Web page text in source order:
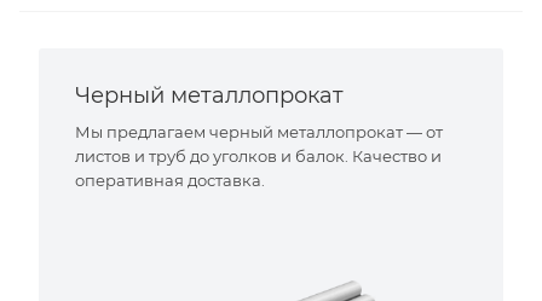
Черный металлопрокат
Мы предлагаем черный металлопрокат — от
листов и труб до уголков и балок. Качество и
оперативная доставка.